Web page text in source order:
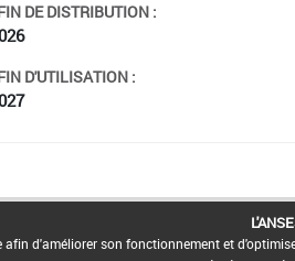
DE DISTRIBUTION :
D'UTILISATION :
d'améliorer son fonctionnement et